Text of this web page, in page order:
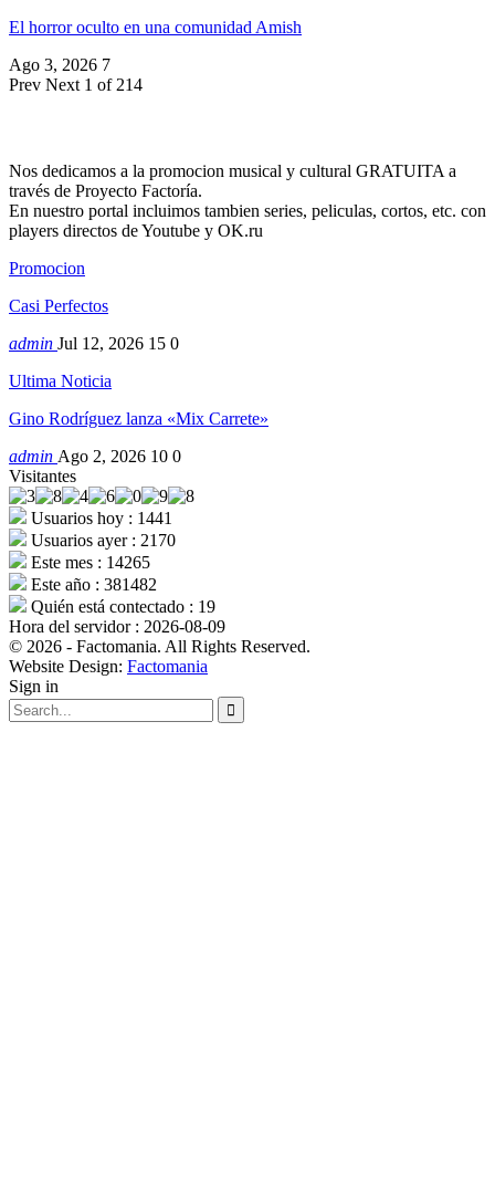
El horror oculto en una comunidad Amish
Ago 3, 2026 7
Prev Next 1 of 214
Nos dedicamos a la promocion musical y cultural GRATUITA a
través de Proyecto Factoría.
En nuestro portal incluimos tambien series, peliculas, cortos, etc. con
players directos de Youtube y OK.ru
Promocion
Casi Perfectos
admin Jul 12, 2026 15 0
Ultima Noticia
Gino Rodríguez lanza «Mix Carrete»
admin Ago 2, 2026 10 0
Visitantes
Usuarios hoy : 1441
Usuarios ayer : 2170
Este mes : 14265
Este año : 381482
Quién está contectado : 19
Hora del servidor : 2026-08-09
© 2026 - Factomania. All Rights Reserved.
Website Design: Factomania
Sign in